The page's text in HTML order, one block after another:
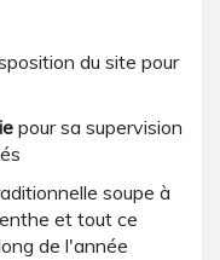
du site pour
pour sa supervision
soupe à
et tout ce
de l'année